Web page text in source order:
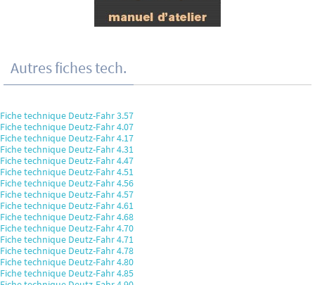
Autres fiches tech.
Fiche technique Deutz-Fahr 3.57
Fiche technique Deutz-Fahr 4.07
Fiche technique Deutz-Fahr 4.17
Fiche technique Deutz-Fahr 4.31
Fiche technique Deutz-Fahr 4.47
Fiche technique Deutz-Fahr 4.51
Fiche technique Deutz-Fahr 4.56
Fiche technique Deutz-Fahr 4.57
Fiche technique Deutz-Fahr 4.61
Fiche technique Deutz-Fahr 4.68
Fiche technique Deutz-Fahr 4.70
Fiche technique Deutz-Fahr 4.71
Fiche technique Deutz-Fahr 4.78
Fiche technique Deutz-Fahr 4.80
Fiche technique Deutz-Fahr 4.85